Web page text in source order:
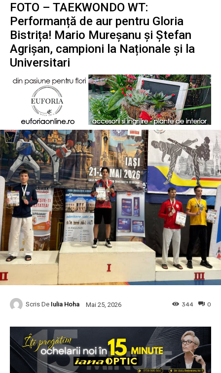
FOTO – TAEKWONDO WT:
Performanță de aur pentru Gloria
Bistrița! Mario Mureșanu și Ștefan
Agrișan, campioni la Naționale și la
Universitari
Scris De Iulia Hoha Mai 25, 2026 0
344